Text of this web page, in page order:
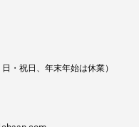
・祝日、年末年始は休業）